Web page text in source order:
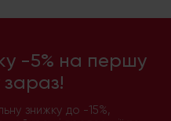
-5% на першу
зараз!
знижку до -15%,